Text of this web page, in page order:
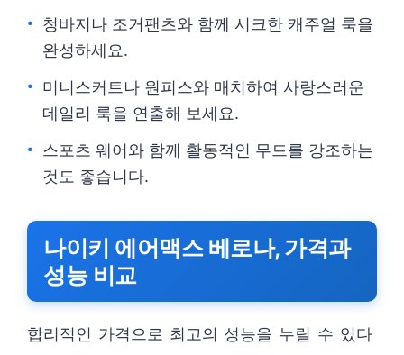
청바지나 조거팬츠와 함께 시크한 캐주얼 룩을
완성하세요.
미니스커트나 원피스와 매치하여 사랑스러운
데일리 룩을 연출해 보세요.
스포츠 웨어와 함께 활동적인 무드를 강조하는
것도 좋습니다.
나이키 에어맥스 베로나, 가격과
성능 비교
합리적인 가격으로 최고의 성능을 누릴 수 있다